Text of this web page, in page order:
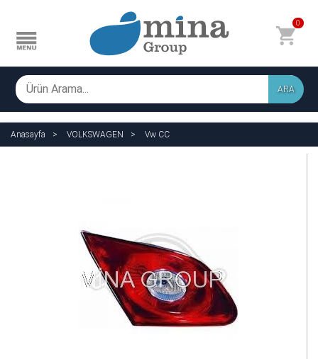
0
ARA
Anasayfa VOLKSWAGEN Vw CC